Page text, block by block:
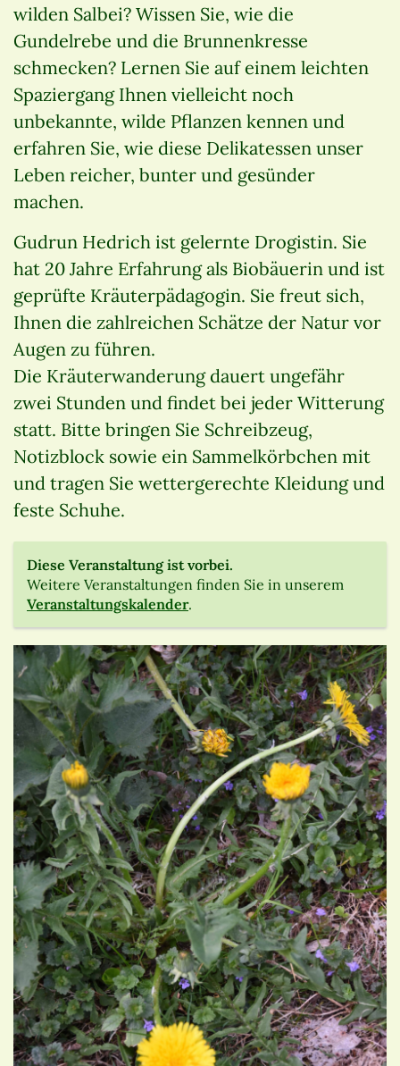
wilden Salbei? Wissen Sie, wie die
Gundelrebe und die Brunnenkresse
schmecken? Lernen Sie auf einem leichten
Spaziergang Ihnen vielleicht noch
unbekannte, wilde Pflanzen kennen und
erfahren Sie, wie diese Delikatessen unser
Leben reicher, bunter und gesünder
machen.
Gudrun Hedrich ist gelernte Drogistin. Sie
hat 20 Jahre Erfahrung als Biobäuerin und ist
geprüfte Kräuterpädagogin. Sie freut sich,
Ihnen die zahlreichen Schätze der Natur vor
Augen zu führen.
Die Kräuterwanderung dauert ungefähr
zwei Stunden und findet bei jeder Witterung
statt. Bitte bringen Sie Schreibzeug,
Notizblock sowie ein Sammelkörbchen mit
und tragen Sie wettergerechte Kleidung und
feste Schuhe.
Diese Veranstaltung ist vorbei.
Weitere Veranstaltungen finden Sie in unserem
Veranstaltungskalender.